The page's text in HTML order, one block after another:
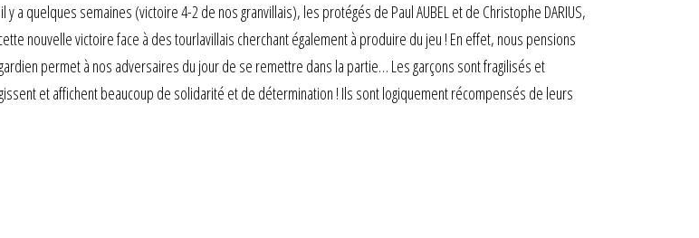
a quelques semaines (victoire 4-2 de nos granvillais), les protégés de Paul AUBEL et de Christophe DARIUS,
nouvelle victoire face à des tourlavillais cherchant également à produire du jeu ! En effet, nous pensions
permet à nos adversaires du jour de se remettre dans la partie… Les garçons sont fragilisés et
et affichent beaucoup de solidarité et de détermination ! Ils sont logiquement récompensés de leurs